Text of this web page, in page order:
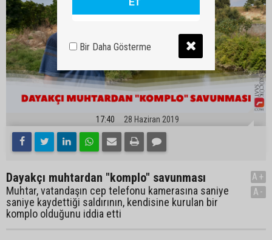
17:40 28 Haziran 2019
Dayakçı muhtardan "komplo" savunması
Muhtar, vatandaşın cep telefonu kamerasına saniye
saniye kaydettiği saldırının, kendisine kurulan bir
komplo olduğunu iddia etti
A+
A-
Bir Daha Gösterme